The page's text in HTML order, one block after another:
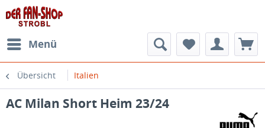
Menü
Übersicht Italien
AC Milan Short Heim 23/24